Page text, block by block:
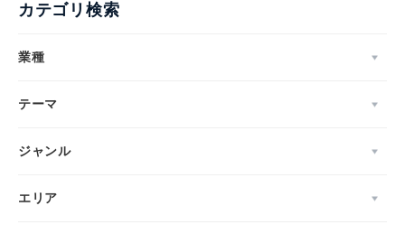
カテゴリ検索
業種
テーマ
ジャンル
エリア